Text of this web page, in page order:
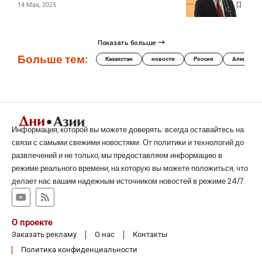
14 Мая, 2025
Показать больше
Больше тем: Казахстан новости Россия Алматы
Информация, которой вы можете доверять: всегда оставайтесь на
связи с самыми свежими новостями. От политики и технологий до
развлечений и не только, мы предоставляем информацию в
режиме реального времени, на которую вы можете положиться, что
делает нас вашим надежным источником новостей в режиме 24/7.
О проекте
Заказать рекламу О нас
Контакты
Политика конфиденциальности